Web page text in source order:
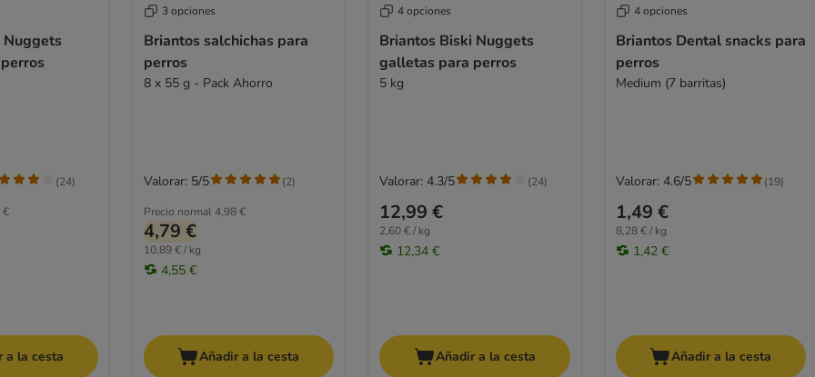
€
(24)
a la cesta
3 opciones
Briantos salchichas para
perros
8 x 55 g - Pack Ahorro
Precio normal 4,98 €
4,79 €
10,89 € / kg
4,55 €
Valorar: 5/5 (2)
Añadir a la cesta
4 opciones
Briantos Biski Nuggets
galletas para perros
5 kg
12,99 €
2,60 € / kg
12,34 €
Valorar: 4.3/5 (24)
Añadir a la cesta
4 opciones
Briantos Dental snacks para
perros
Medium (7 barritas)
1,49 €
8,28 € / kg
1,42 €
Valorar: 4.6/5 (19)
Añadir a la cesta